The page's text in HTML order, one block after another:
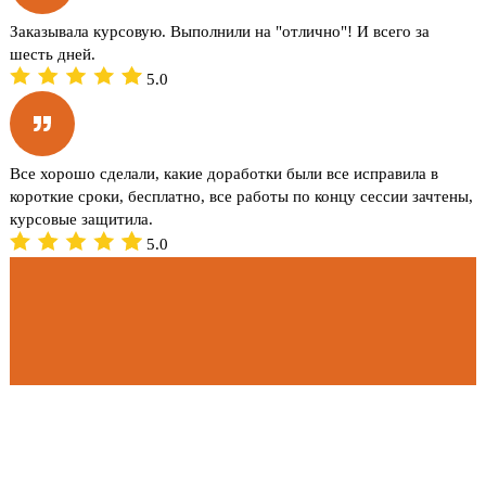
Заказывала курсовую. Выполнили на "отлично"! И всего за
шесть дней.
5.0
Все хорошо сделали, какие доработки были все исправила в
короткие сроки, бесплатно, все работы по концу сессии зачтены,
курсовые защитила.
5.0